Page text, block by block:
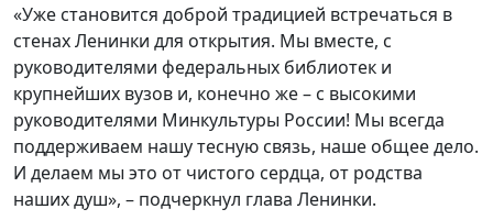
«Уже становится доброй традицией встречаться в
стенах Ленинки для открытия. Мы вместе, с
руководителями федеральных библиотек и
крупнейших вузов и, конечно же – с высокими
руководителями Минкультуры России! Мы всегда
поддерживаем нашу тесную связь, наше общее дело.
И делаем мы это от чистого сердца, от родства
наших душ», – подчеркнул глава Ленинки.